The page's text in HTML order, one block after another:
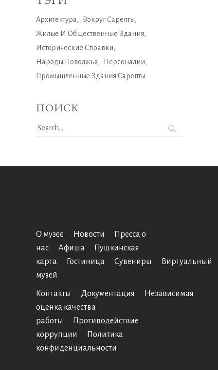
Архитектура
Вокруг Сарепты
Жилые И Общественные Здания
Исторические Справки
Народы Поволжья
Персоналии
Промышленные Здания Сарепты
ПОИСК
Search
for:
О музее Новости
Пресса о
нас
Афиша
Пушкинская
карта
Гостиница Сувениры
Виртуальный
музей
Контакты Документация
Независимая
оценка качества
работы
Противодействие
коррупции
Политика
конфиденциальности